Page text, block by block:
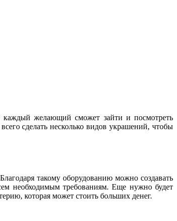
каждый желающий сможет зайти и посмотреть
сделать несколько видов украшений, чтобы
такому оборудованию можно создавать
необходимым требованиям. Еще нужно будет
которая может стоить больших денег.